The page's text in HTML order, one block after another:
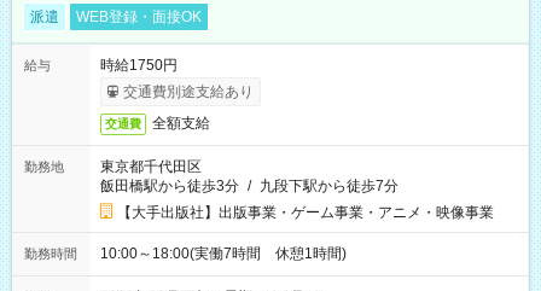
派遣 WEB登録・面接OK
給与
時給1750円
交通費別途支給あり
交通費 全額支給
勤務地
東京都千代田区
飯田橋駅から徒歩3分 / 九段下駅から徒歩7分
【大手出版社】出版事業・ゲーム事業・アニメ・映像事業
勤務時間 10:00～18:00(実働7時間 休憩1時間)